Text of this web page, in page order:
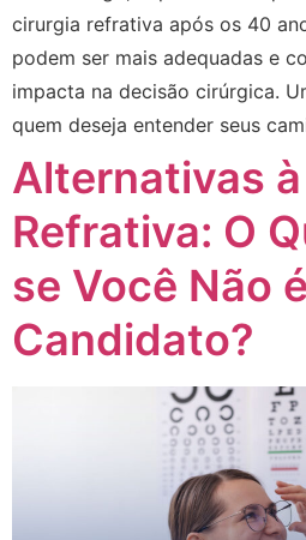
cirurgia refrativa após os 40
podem ser mais adequadas e
impacta na decisão cirúrgica.
quem deseja entender seus
Alternativas
Refrativa: O
se Você Não é
Candidato?